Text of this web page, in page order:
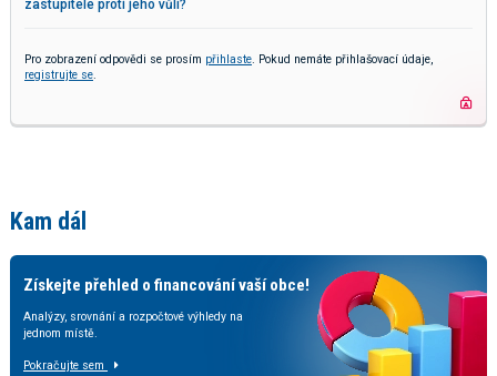
zastupitele proti jeho vůli?
Pro zobrazení odpovědi se prosím přihlaste. Pokud nemáte přihlašovací údaje,
registrujte se.
Kam dál
Získejte přehled o financování vaší obce!
Analýzy, srovnání a rozpočtové výhledy na
jednom místě.
Pokračujte sem